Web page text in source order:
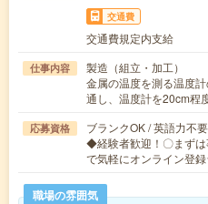
交通費
交通費規定内支給
仕事内容
製造（組立・加工）
金属の温度を測る温度
通し、温度計を20cm程
応募資格
ブランクOK / 英語力不要
◆経験者歓迎！〇まず
で気軽にオンライン登
職場の雰囲気